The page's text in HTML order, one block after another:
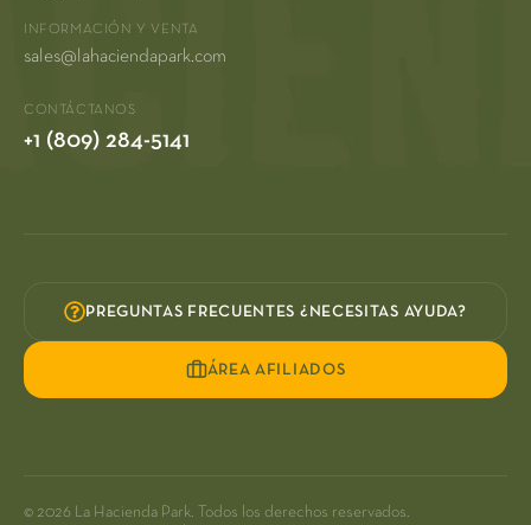
INFORMACIÓN Y VENTA
sales@lahaciendapark.com
CONTÁCTANOS
+1 (809) 284-5141
PREGUNTAS FRECUENTES ¿NECESITAS AYUDA?
ÁREA AFILIADOS
© 2026 La Hacienda Park. Todos los derechos reservados.